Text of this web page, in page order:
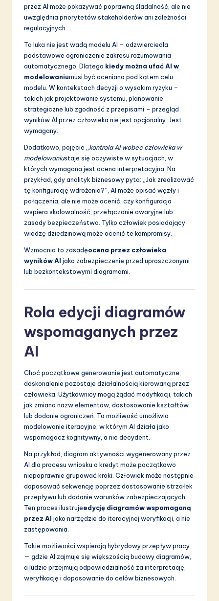
przez AI może pokazywać poprawną śladalność, ale nie
uwzględnia priorytetów stakeholderów ani zależności
regulacyjnych.
Ta luka nie jest wadą modelu AI – odzwierciedla
podstawowe ograniczenie zakresu rozumowania
automatycznego. Dlatego kiedy można ufać AI w
modelowaniumusi być oceniana pod kątem celu
modelu. W kontekstach decyzji o wysokim ryzyku –
takich jak projektowanie systemu, planowanie
strategiczne lub zgodność z przepisami – przegląd
wyników AI przez człowieka nie jest opcjonalny. Jest
wymagany.
Dodatkowo, pojęcie „kontrola AI wobec człowieka w
modelowaniustaje się oczywiste w sytuacjach, w
których wymagana jest ocena interpretacyjna. Na
przykład, gdy analityk biznesowy pyta: „Jak zrealizować
tę konfigurację wdrożenia?”, AI może opisać węzły i
połączenia, ale nie może ocenić, czy konfiguracja
wspiera skalowalność, przełączanie awaryjne lub
zasady bezpieczeństwa. Tylko człowiek posiadający
wiedzę dziedzinową może ocenić te kompromisy.
Wzmocnia to zasadęocena przez człowieka
wyników AI jako zabezpieczenie przed uproszczonymi
lub bezkontekstowymi diagramami.
Rola edycji diagramów
wspomaganych przez
AI
Choć początkowe generowanie jest automatyczne,
doskonalenie pozostaje działalnością kierowaną przez
człowieka. Użytkownicy mogą żądać modyfikacji, takich
jak zmiana nazw elementów, dostosowanie kształtów
lub dodanie ograniczeń. Ta możliwość umożliwia
modelowanie iteracyjne, w którym AI działa jako
wspomagacz kognitywny, a nie decydent.
Na przykład, diagram aktywności wygenerowany przez
AI dla procesu wniosku o kredyt może początkowo
niepoprawnie grupować kroki. Człowiek może następnie
dopasować sekwencję poprzez dostosowanie strzałek
przepływu lub dodanie warunków zabezpieczających.
Ten proces ilustrujeedycję diagramów wspomaganą
przez AI jako narzędzie do iteracyjnej weryfikacji, a nie
zastępowania.
Takie możliwości wspierają hybrydowy przepływ pracy
— gdzie AI zajmuje się większością budowy diagramów,
a ludzie przejmują odpowiedzialność za interpretację,
weryfikację i dopasowanie do celów biznesowych.